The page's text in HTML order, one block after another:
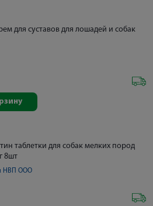
для суставов для лошадей и собак
таблетки для собак мелких пород
8шт
НВП ООО